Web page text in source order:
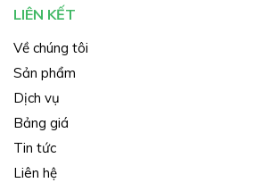
LIÊN KẾT
Về chúng tôi
Sản phẩm
Dịch vụ
Bảng giá
Tin tức
Liên hệ